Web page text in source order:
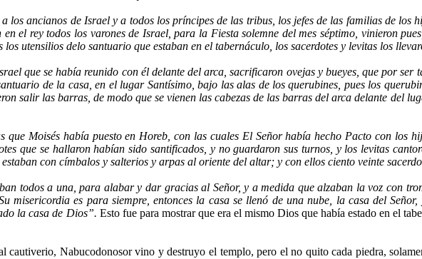
los ancianos de Israel y a todos los príncipes de las tribus, los jefes de las familias de los
el rey todos los varones de Israel, para la Fiesta solemne del mes séptimo, vinieron
utensilios delo santuario que estaban en el tabernáculo, los sacerdotes y levitas los
que se había reunido con él delante del arca, sacrificaron ovejas y bueyes, que por ser
de la casa, en el lugar Santísimo, bajo las alas de los querubines, pues los
salir las barras, de modo que se vienen las cabezas de las barras del arca delante del
que Moisés había puesto en Horeb, con las cuales El Señor había hecho Pacto con los
que se hallaron habían sido santificados, y no guardaron sus turnos, y los levitas
con címbalos y salterios y arpas al oriente del altar; y con ellos ciento veinte
a una, para alabar y dar gracias al Señor, y a medida que alzaban la voz con
misericordia es para siempre, entonces la casa se llenó de una nube, la casa del
la casa de Dios”. Esto fue para mostrar que era el mismo Dios que había estado en el
Nabucodonosor vino y destruyo el templo, pero el no quito cada piedra,